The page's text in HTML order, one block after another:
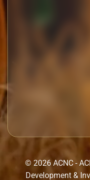
© 2026 ACNC -
Development &